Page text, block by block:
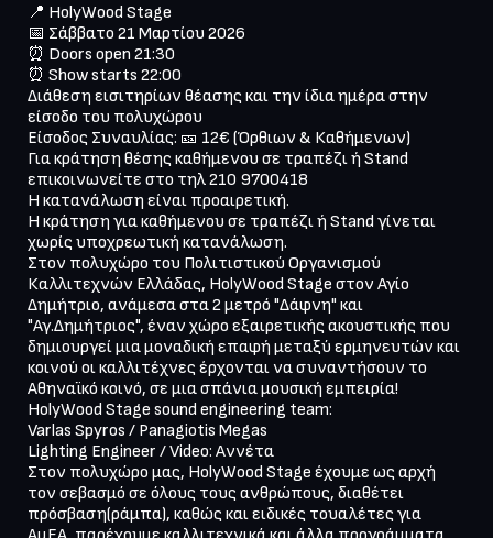
📍 HolyWood Stage
📅 Σάββατο 21 Μαρτίου 2026
⏰ Doors open 21:30
⏰ Show starts 22:00
Διάθεση εισιτηρίων θέασης και την ίδια ημέρα στην
είσοδο του πολυχώρου
Είσοδος Συναυλίας: 🎫 12€ (Όρθιων & Καθήμενων)
Για κράτηση θέσης καθήμενου σε τραπέζι ή Stand
επικοινωνείτε στο τηλ 210 9700418
Η κατανάλωση είναι προαιρετική.
Η κράτηση για καθήμενου σε τραπέζι ή Stand γίνεται
χωρίς υποχρεωτική κατανάλωση.
Στον πολυχώρο του Πολιτιστικού Οργανισμού
Καλλιτεχνών Ελλάδας, HolyWood Stage στον Αγίο
Δημήτριο, ανάμεσα στα 2 μετρό "Δάφνη" και
"Αγ.Δημήτριος", έναν χώρο εξαιρετικής ακουστικής που
δημιουργεί μια μοναδική επαφή μεταξύ ερμηνευτών και
κοινού οι καλλιτέχνες έρχονται να συναντήσουν το
Αθηναϊκό κοινό, σε μια σπάνια μουσική εμπειρία!
HolyWood Stage sound engineering team:
Varlas Spyros / Panagiotis Megas
Lighting Engineer / Video: Αννέτα
Στον πολυχώρο μας, HolyWood Stage έχουμε ως αρχή
τον σεβασμό σε όλους τους ανθρώπους, διαθέτει
πρόσβαση(ράμπα), καθώς και ειδικές τουαλέτες για